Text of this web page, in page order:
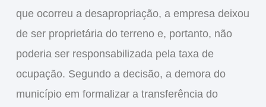
que ocorreu a desapropriação, a empresa deixou
de ser proprietária do terreno e, portanto, não
poderia ser responsabilizada pela taxa de
ocupação. Segundo a decisão, a demora do
município em formalizar a transferência do